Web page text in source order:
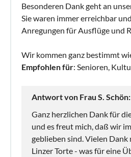
Besonderen Dank geht an
Sie waren immer erreichbar
Anregungen für Ausflüge und
Wir kommen ganz bestimmt
Empfohlen für: Senioren,
Antwort von Frau S. Schön:
Ganz herzlichen Dank für
und es freut mich, daß wir
geblieben sind. Vielen Dank
Linzer Torte - was für eine